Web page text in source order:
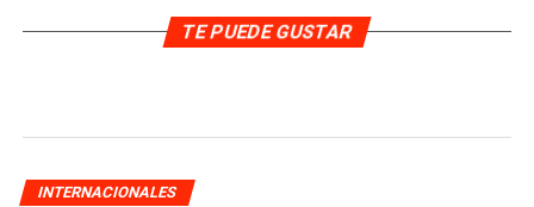
TE PUEDE GUSTAR
INTERNACIONALES